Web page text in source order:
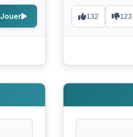
Jouer 132 123